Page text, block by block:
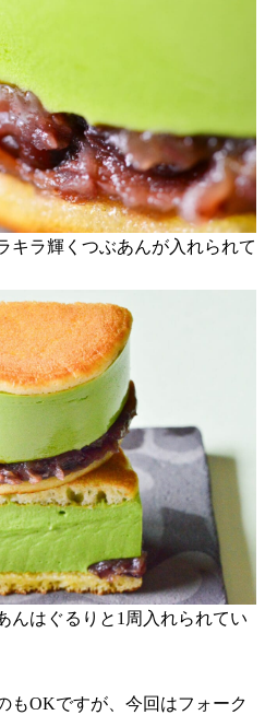
キラ輝くつぶあんが入れられて
んはぐるりと1周入れられてい
もOKですが、今回はフォーク